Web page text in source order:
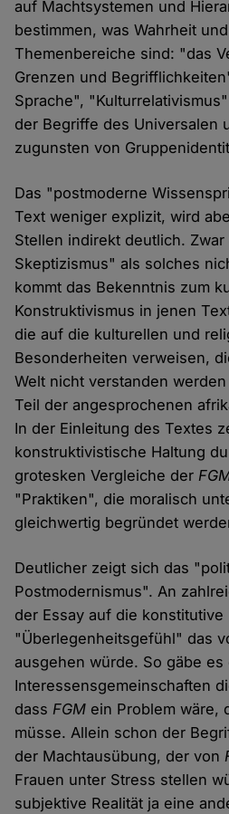
auf Machtsystemen und
bestimmen, was Wahrheit
Themenbereiche sind: "das
Grenzen und
Sprache",
der Begriffe des Universalen
zugunsten von
Das "postmoderne
Text weniger explizit, wird
Stellen indirekt deutlich.
Skeptizismus" als solches
kommt das Bekenntnis zum
Konstruktivismus in jenen
die auf die kulturellen und
Besonderheiten verweisen,
Welt nicht verstanden
Teil der angesprochenen
In der Einleitung des Textes
konstruktivistische Haltung
grotesken Vergleiche der
"Praktiken", die moralisch
gleichwertig begründet
Deutlicher zeigt sich das
Postmodernismus". An
der Essay auf die konstitutive
"Überlegenheitsgefühl" das
ausgehen würde. So gäbe
Interessensgemeinschaften
dassFGM ein Problem wäre,
müsse. Allein schon der
der Machtausübung, der von
Frauen unter Stress stellen
subjektive Realität ja eine